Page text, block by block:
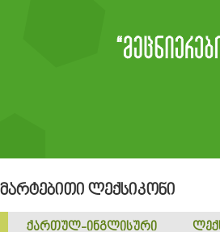
ლექსიკონი
ქართულ-ინგლისური